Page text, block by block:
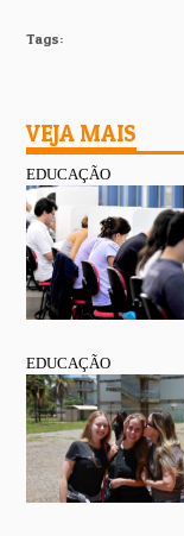
Tags:
VEJA MAIS
EDUCAÇÃO
EDUCAÇÃO